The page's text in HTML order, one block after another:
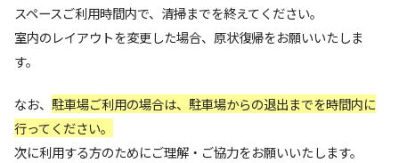
スペースご利用時間内で、清掃までを終えてください。
室内のレイアウトを変更した場合、原状復帰をお願いいたしま
す。
なお、 駐車場ご利用の場合は、駐車場からの退出までを時間内に
行ってください。
次に利用する方のためにご理解・ご協力をお願いいたします。